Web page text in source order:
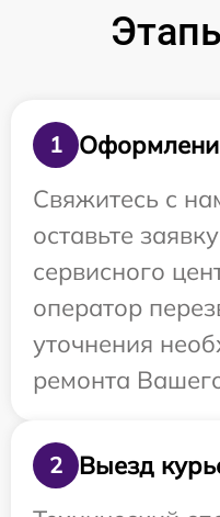
1
Свяжитесь с
оставьте
сервисного
оператор
уточнения
ремонта
2
Выезд